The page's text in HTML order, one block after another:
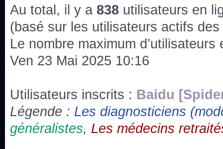
Bonne année 2020 !
Bonne année 2019 !
Joyeux Noël !
Bonne année tout le monde !
Un peu de ménage, spams supprimés. Depuis
chaines françaises diffusent House, HD1 et
Au total, il y a 838 utilisateurs en
(basé sur les utilisateurs actifs
Le nombre maximum
Ven 23 Mai 2025 10:16
Utilisateurs inscrits : Baidu
Légende : Les diagnosticiens
généralistes, Les médecins